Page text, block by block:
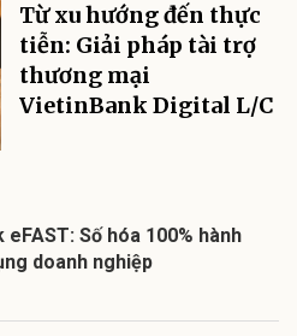
Từ xu hướng đến thực
tiễn: Giải pháp tài trợ
thương mại
VietinBank Digital L/C
eFAST: Số hóa 100% hành
doanh nghiệp